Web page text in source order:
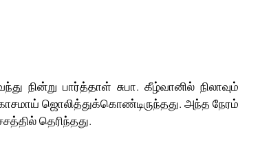
நின்று பார்த்தாள் சுபா. கீழ்வானில் நிலாவும்
ஜொலித்துக்கொண்டிருந்தது. அந்த நேரம்
தெரிந்தது.